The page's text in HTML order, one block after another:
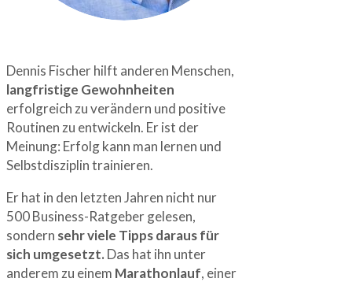
Dennis Fischer hilft anderen Menschen,
langfristige Gewohnheiten
erfolgreich zu verändern und positive
Routinen zu entwickeln. Er ist der
Meinung: Erfolg kann man lernen und
Selbstdisziplin trainieren.
Er hat in den letzten Jahren nicht nur
500 Business-Ratgeber gelesen,
sondern sehr viele Tipps daraus für
sich umgesetzt. Das hat ihn unter
anderem zu einem Marathonlauf, einer